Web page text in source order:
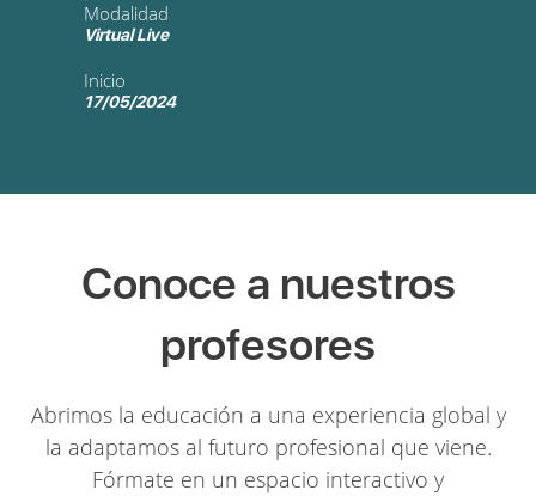
Modalidad
Virtual Live
Inicio
17/05/2024
Conoce a nuestros
profesores
Abrimos la educación a una experiencia global y
la adaptamos al futuro profesional que viene.
Fórmate en un espacio interactivo y